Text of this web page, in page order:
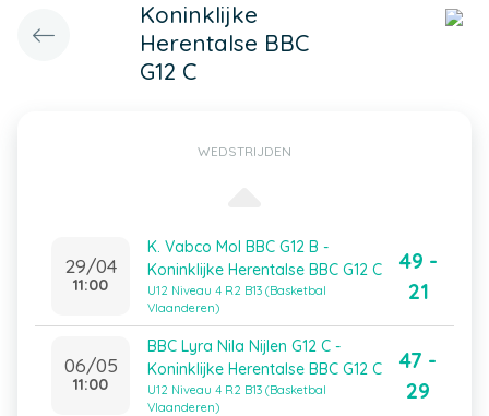
Koninklijke
Herentalse BBC
G12 C
WEDSTRIJDEN
29/04
11:00
K. Vabco Mol BBC G12 B -
Koninklijke Herentalse BBC G12 C
U12 Niveau 4 R2 B13 (Basketbal
Vlaanderen)
49 -
21
06/05
11:00
BBC Lyra Nila Nijlen G12 C -
Koninklijke Herentalse BBC G12 C
U12 Niveau 4 R2 B13 (Basketbal
Vlaanderen)
47 -
29